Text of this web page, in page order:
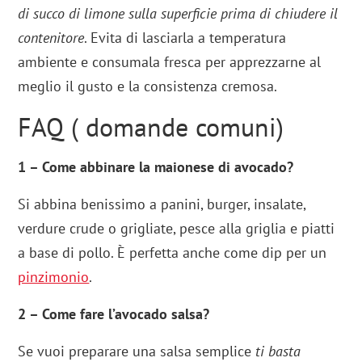
di succo di limone sulla superficie prima di chiudere il
contenitore. Evita di lasciarla a temperatura
ambiente e consumala fresca per apprezzarne al
meglio il gusto e la consistenza cremosa.
FAQ ( domande comuni)
1 – Come abbinare la maionese di avocado?
Si abbina benissimo a panini, burger, insalate,
verdure crude o grigliate, pesce alla griglia e piatti
a base di pollo. È perfetta anche come dip per un
pinzimonio.
2 – Come fare l’avocado salsa?
Se vuoi preparare una salsa semplice ti basta